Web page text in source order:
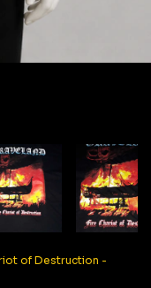
of Destruction -